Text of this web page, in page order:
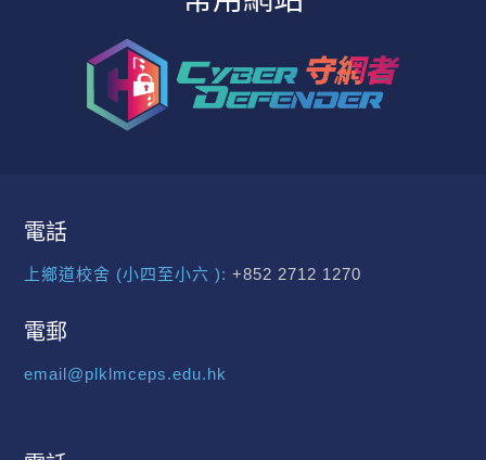
電話
上鄉道校舍 (小四至小六 ): +852 2712 1270
電郵
email@plklmceps.edu.hk